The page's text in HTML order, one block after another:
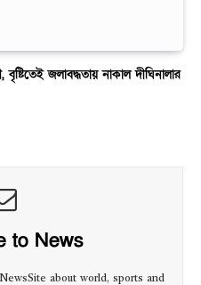
জলাবদ্ধতায় নাকাল দীঘিনালার
to News
about world, sports and